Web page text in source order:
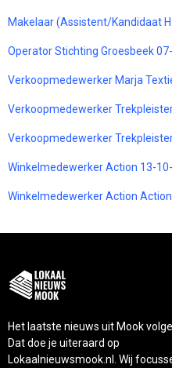
Makelaar (Assistent/Kandidaat
Operator Stichting Groesbeek
Verkoopmedewerker Marja
Verkoopmedewerker
Verkoopmedewerker
Winkelmedewerker Action 13-
Winkelmedewerker Action
Het laatste nieuws uit Mook
Dat doe je uiteraard op
Lokaalnieuwsmook.nl. Wij